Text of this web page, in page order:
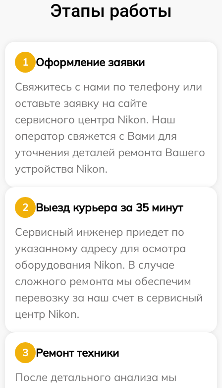
Этапы работы
1
Оформление заявки
Свяжитесь с нами по телефону или
оставьте заявку на сайте
сервисного центра Nikon. Наш
оператор свяжется с Вами для
уточнения деталей ремонта Вашего
устройства Nikon.
2
Выезд курьера за 35 минут
Сервисный инженер приедет по
указанному адресу для осмотра
оборудования Nikon. В случае
сложного ремонта мы обеспечим
перевозку за наш счет в сервисный
центр Nikon.
3
Ремонт техники
После детального анализа мы